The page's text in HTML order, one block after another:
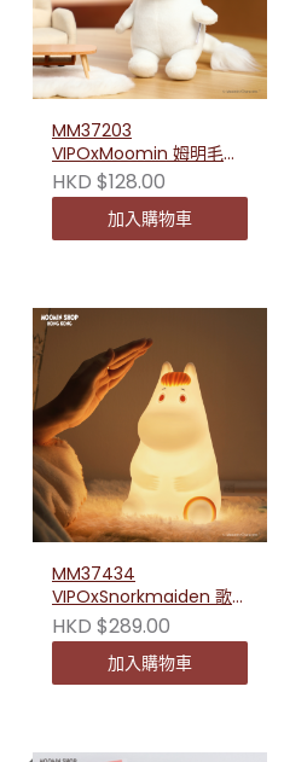
MM37203
VIPOxMoomin 姆明毛絨
公仔-S
HKD $128.00
加入購物車
MM37434
VIPOxSnorkmaiden 歌
妮矽膠夜燈 20cm
HKD $289.00
加入購物車